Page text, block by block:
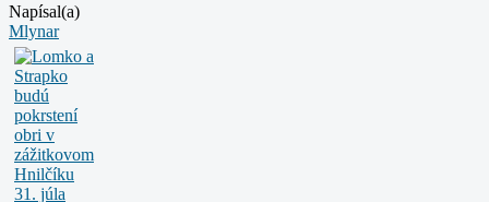
Napísal(a)
Mlynar